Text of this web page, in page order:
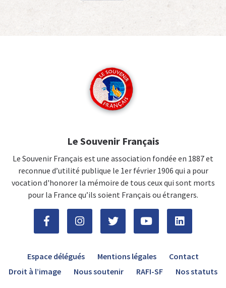
Le Souvenir Français
Le Souvenir Français est une association fondée en 1887 et
reconnue d’utilité publique le 1er février 1906 qui a pour
vocation d'honorer la mémoire de tous ceux qui sont morts
pour la France qu’ils soient Français ou étrangers.
Espace délégués Mentions légales
Contact
Droit à l’image
Nous soutenir RAFI-SF Nos statuts